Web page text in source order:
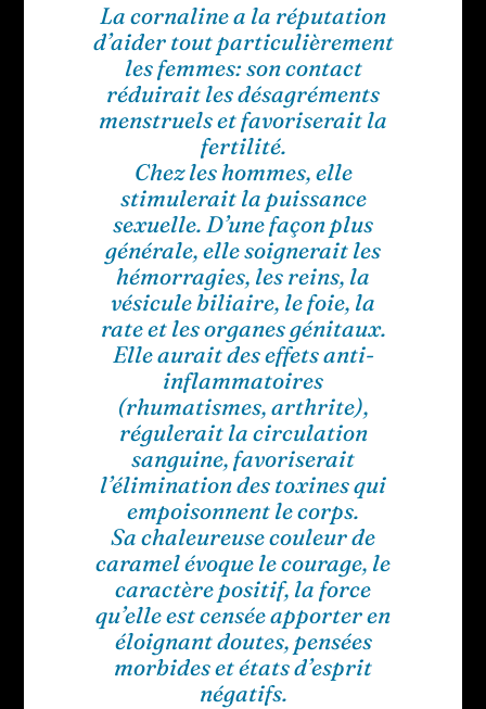
La cornaline a la réputation
d’aider tout particulièrement
les femmes: son contact
réduirait les désagréments
menstruels et favoriserait la
fertilité.
Chez les hommes, elle
stimulerait la puissance
sexuelle. D’une façon plus
générale, elle soignerait les
hémorragies, les reins, la
vésicule biliaire, le foie, la
rate et les organes génitaux.
Elle aurait des effets anti-
inflammatoires
(rhumatismes, arthrite),
régulerait la circulation
sanguine, favoriserait
l’élimination des toxines qui
empoisonnent le corps.
Sa chaleureuse couleur de
caramel évoque le courage, le
caractère positif, la force
qu’elle est censée apporter en
éloignant doutes, pensées
morbides et états d’esprit
négatifs.